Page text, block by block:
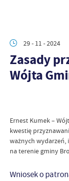
29 - 11 - 2024
Zasady
Wójta
Ernest Kumek –
kwestię
ważnych
na terenie gminy
Wniosek o